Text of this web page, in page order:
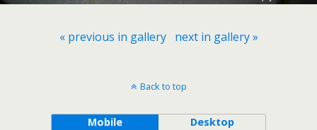
« previous in gallery next in gallery »
Back to top
Mobile Desktop